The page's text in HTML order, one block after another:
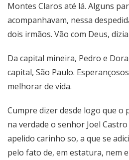
Montes Claros até lá. Alguns
acompanhavam, nessa
dois irmãos. Vão com Deus,
Da capital mineira, Pedro e
capital, São Paulo.
melhorar de vida.
Cumpre dizer desde logo que o
na verdade o senhor Joel
apelido carinho so, a que se
pelo fato de, em estatura, nem